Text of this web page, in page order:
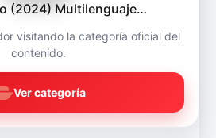
(2024) Multilenguaje…
visitando la categoría oficial del
contenido.
Ver categoría